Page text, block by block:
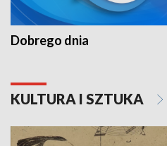
Dobrego dnia
KULTURA I SZTUKA